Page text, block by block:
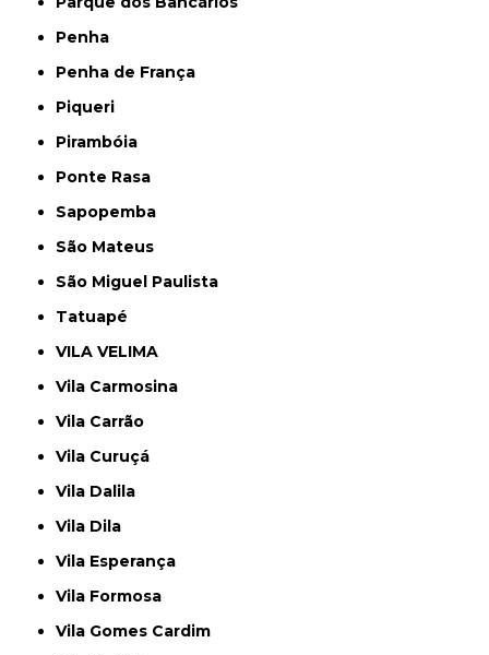
Penha
Penha de França
Piqueri
Pirambóia
Ponte Rasa
Sapopemba
São Mateus
São Miguel Paulista
Tatuapé
VILA VELIMA
Vila Carmosina
Vila Carrão
Vila Curuçá
Vila Dalila
Vila Dila
Vila Esperança
Vila Formosa
Vila Gomes Cardim